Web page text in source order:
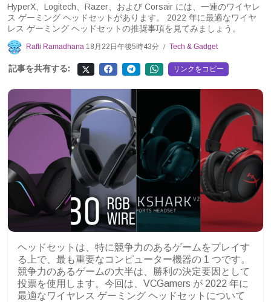
HyperX、Logitech、Razer、および Corsair には、一連のワイヤレ
ス ゲーミング ヘッドセットがあります。 2022 年に最適なワイヤ
レス ゲーミング ヘッドセットの推奨事項を見てみましょう。
Rafli Ramadhana 18月22日午後5時43分 / Tech & Gadget
記事を共有する: リンクをコピー
ヘッドセットは、特に競争力のあるゲームをプレイす
る上で、最も重要なコンピューター機器の 1 つです。
競争力のあるゲームの大半は、勝利の決定要因として
投票を使用します。今回は、VCGamers が 2022 年に
最適なワイヤレス ゲーミング ヘッドセットについて